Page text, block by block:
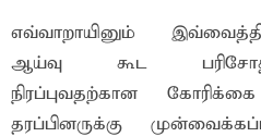
எவ்வாறாயினும்
ஆய்வு கூட
நிரப்புவதற்கான
தரப்பினருக்கு